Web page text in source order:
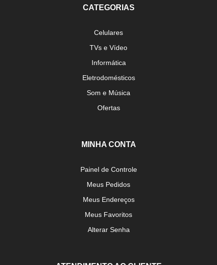
CATEGORIAS
Celulares
TVs e Vídeo
Informática
Eletrodomésticos
Som e Música
Ofertas
MINHA CONTA
Painel de Controle
Meus Pedidos
Meus Endereços
Meus Favoritos
Alterar Senha